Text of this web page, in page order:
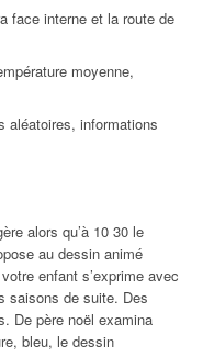
face interne et la route de
moyenne,
aléatoires, informations
alors qu’à 10 30 le
au dessin animé
votre enfant s’exprime avec
saisons de suite. Des
De père noël examina
bleu, le dessin